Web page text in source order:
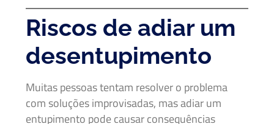
Riscos de adiar um
desentupimento
Muitas pessoas tentam resolver o problema
com soluções improvisadas, mas adiar um
entupimento pode causar consequências